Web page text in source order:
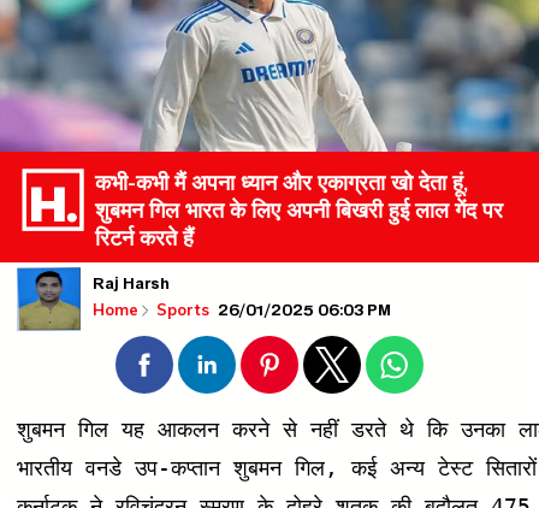
कभी-कभी मैं अपना ध्यान और एकाग्रता खो देता हूं,
शुबमन गिल भारत के लिए अपनी बिखरी हुई लाल गेंद पर
रिटर्न करते हैं
Raj Harsh
Home Sports 26/01/2025 06:03 PM
शुबमन गिल यह आकलन करने से नहीं डरते थे कि उनका लाल
भारतीय वनडे उप-कप्तान शुबमन गिल, कई अन्य टेस्ट